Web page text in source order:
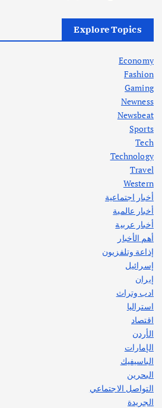
في جذور المشكلة
أهم الأخبار
اختتام ورشة السينوغرافيا في مدينة كلباء
أغسطس 3, 2026
Explore Topics
Economy
Fashion
Gaming
Newness
Newsbeat
Sports
Tech
Technology
Travel
Western
أخبار اجتماعية
أخبار عالمية
أخبار عربية
أهم الأخبار
إذاعة وتلفزيون
إسرائيل
إيران
ادب وتراث
استراليا
اقتصاد
الأردن
الإمارات
الباسيفيك
البحرين
التواصل الاجتماعي
الجريدة